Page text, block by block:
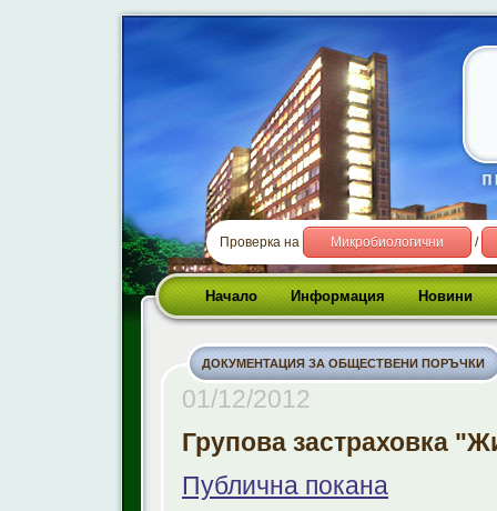
Проверка на Микробиологични /
Начало Информация Новини
ДОКУМЕНТАЦИЯ ЗА ОБЩЕСТВЕНИ ПОРЪЧКИ
01/12/2012
Групова застраховка
Публична покана